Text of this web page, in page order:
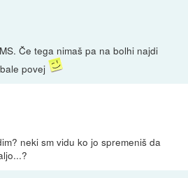
Če tega nimaš pa na bolhi najdi
povej
neki sm vidu ko jo spremeniš da